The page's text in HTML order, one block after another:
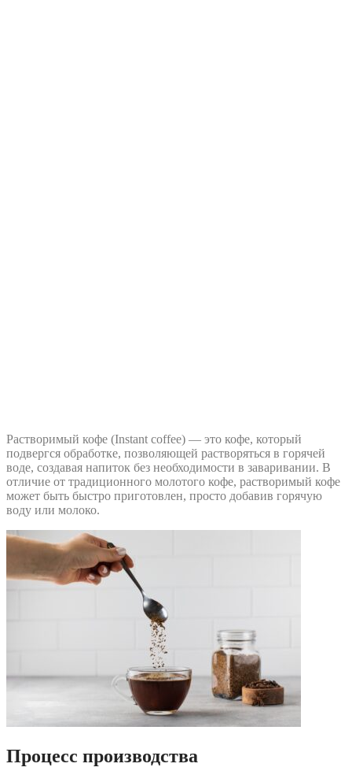
Растворимый кофе (Instant coffee) — это кофе, который
подвергся обработке, позволяющей растворяться в горячей
воде, создавая напиток без необходимости в заваривании. В
отличие от традиционного молотого кофе, растворимый кофе
может быть быстро приготовлен, просто добавив горячую
воду или молоко.
Процесс производства